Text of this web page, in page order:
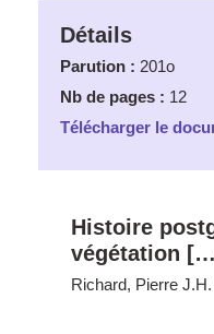
Détails
Parution : 201o
Nb de pages : 12
Télécharger le
Histoire
végétation
Richard, Pierre